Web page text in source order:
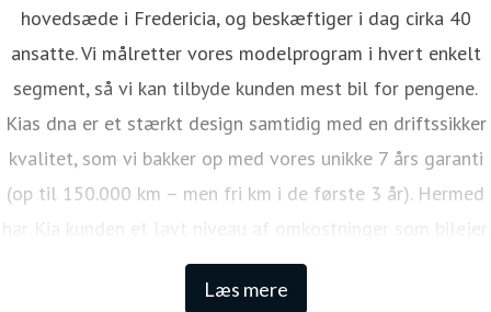
Læs mere
hovedsæde i Fredericia, og beskæftiger i dag cirka 40
ansatte. Vi målretter vores modelprogram i hvert enkelt
segment, så vi kan tilbyde kunden mest bil for pengene.
Kias dna er et stærkt design samtidig med en driftssikker
kvalitet, som vi bakker op med vores unikke 7 års garanti
(op til 150.000 km – men fri km i de første 3 år). Hermed
har Kia kunden et lavt niveau af omkostninger som bilejer.
Den lange garanti sikrer samtidig én af de højeste
restværdier i markedet.